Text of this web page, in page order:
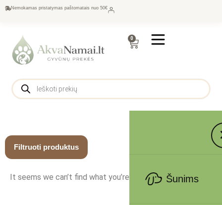
Nemokamas pristatymas paštomatais nuo 50€
0
Šunims
Filtruoti produktus
It seems we can’t find what you’re looking for.